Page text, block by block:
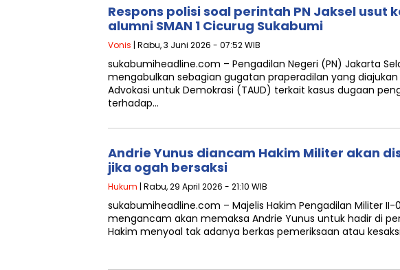
Respons polisi soal perintah PN Jaksel usut
alumni SMAN 1 Cicurug Sukabumi
Vonis | Rabu, 3 Juni 2026 - 07:52 WIB
sukabumiheadline.com – Pengadilan Negeri (PN) Jakarta
mengabulkan sebagian gugatan praperadilan yang
Advokasi untuk Demokrasi (TAUD) terkait kasus dugaan
terhadap…
Andrie Yunus diancam Hakim Militer akan
jika ogah bersaksi
Hukum | Rabu, 29 April 2026 - 21:10 WIB
sukabumiheadline.com – Majelis Hakim Pengadilan Militer II-
mengancam akan memaksa Andrie Yunus untuk hadir di
Hakim menyoal tak adanya berkas pemeriksaan atau